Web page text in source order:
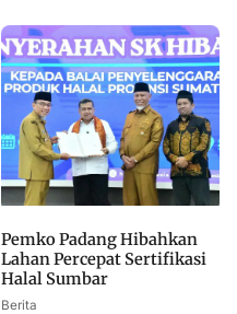
Pemko Padang Hibahkan
Lahan Percepat Sertifikasi
Halal Sumbar
Berita